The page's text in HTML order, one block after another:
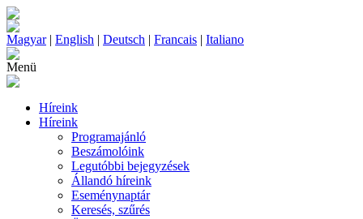
Magyar| English | Deutsch | Francais | Italiano
Menü
Híreink
Híreink
Programajánló
Beszámolóink
Legutóbbi bejegyzések
Állandó híreink
Eseménynaptár
Keresés, szűrés